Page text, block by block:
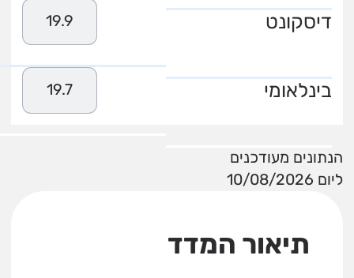
דיסקונט 19.9
בינלאומי 19.7
הנתונים מעודכנים
ליום 10/08/2026
תיאור המדד